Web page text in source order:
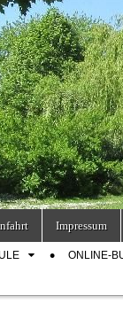
Impressum
ONLINE-